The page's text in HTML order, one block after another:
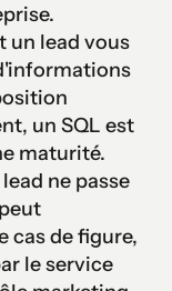
un lead vous
un SQL est
maturité.
ne passe
cas de figure,
le service